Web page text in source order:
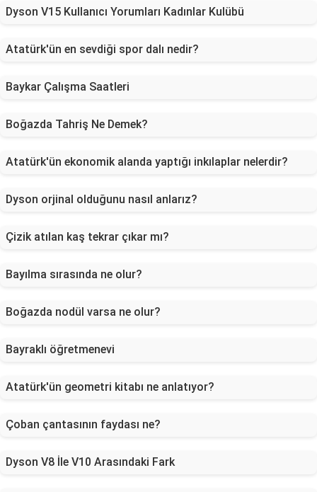
Dyson V15 Kullanıcı Yorumları Kadınlar Kulübü
Atatürk'ün en sevdiği spor dalı nedir?
Baykar Çalışma Saatleri
Boğazda Tahriş Ne Demek?
Atatürk'ün ekonomik alanda yaptığı inkılaplar nelerdir?
Dyson orjinal olduğunu nasıl anlarız?
Çizik atılan kaş tekrar çıkar mı?
Bayılma sırasında ne olur?
Boğazda nodül varsa ne olur?
Bayraklı öğretmenevi
Atatürk'ün geometri kitabı ne anlatıyor?
Çoban çantasının faydası ne?
Dyson V8 İle V10 Arasındaki Fark